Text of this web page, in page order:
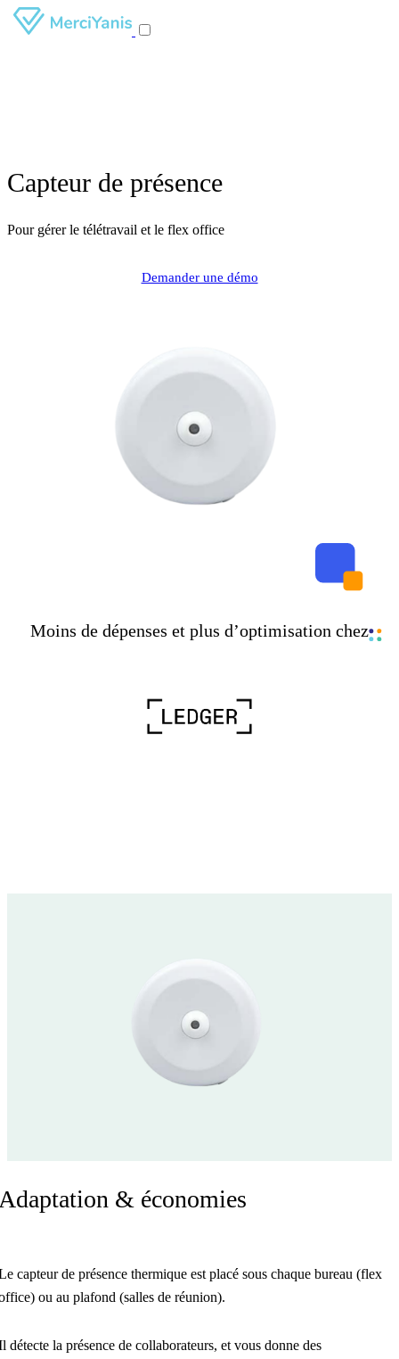
Capteur de présence
Pour gérer le télétravail et le flex office
Demander une démo
Moins de dépenses et plus d’optimisation chez
& économies
capteur de présence thermique est placé sous chaque bureau (flex
ou au plafond (salles de réunion).
détecte la présence de collaborateurs, et vous donne des